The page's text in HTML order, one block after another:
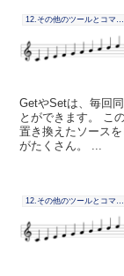
12.その他のツールとコマンドの連携
GetやSetは、毎回
とができます。 こ
置き換えたソース
がたくさん。 ...